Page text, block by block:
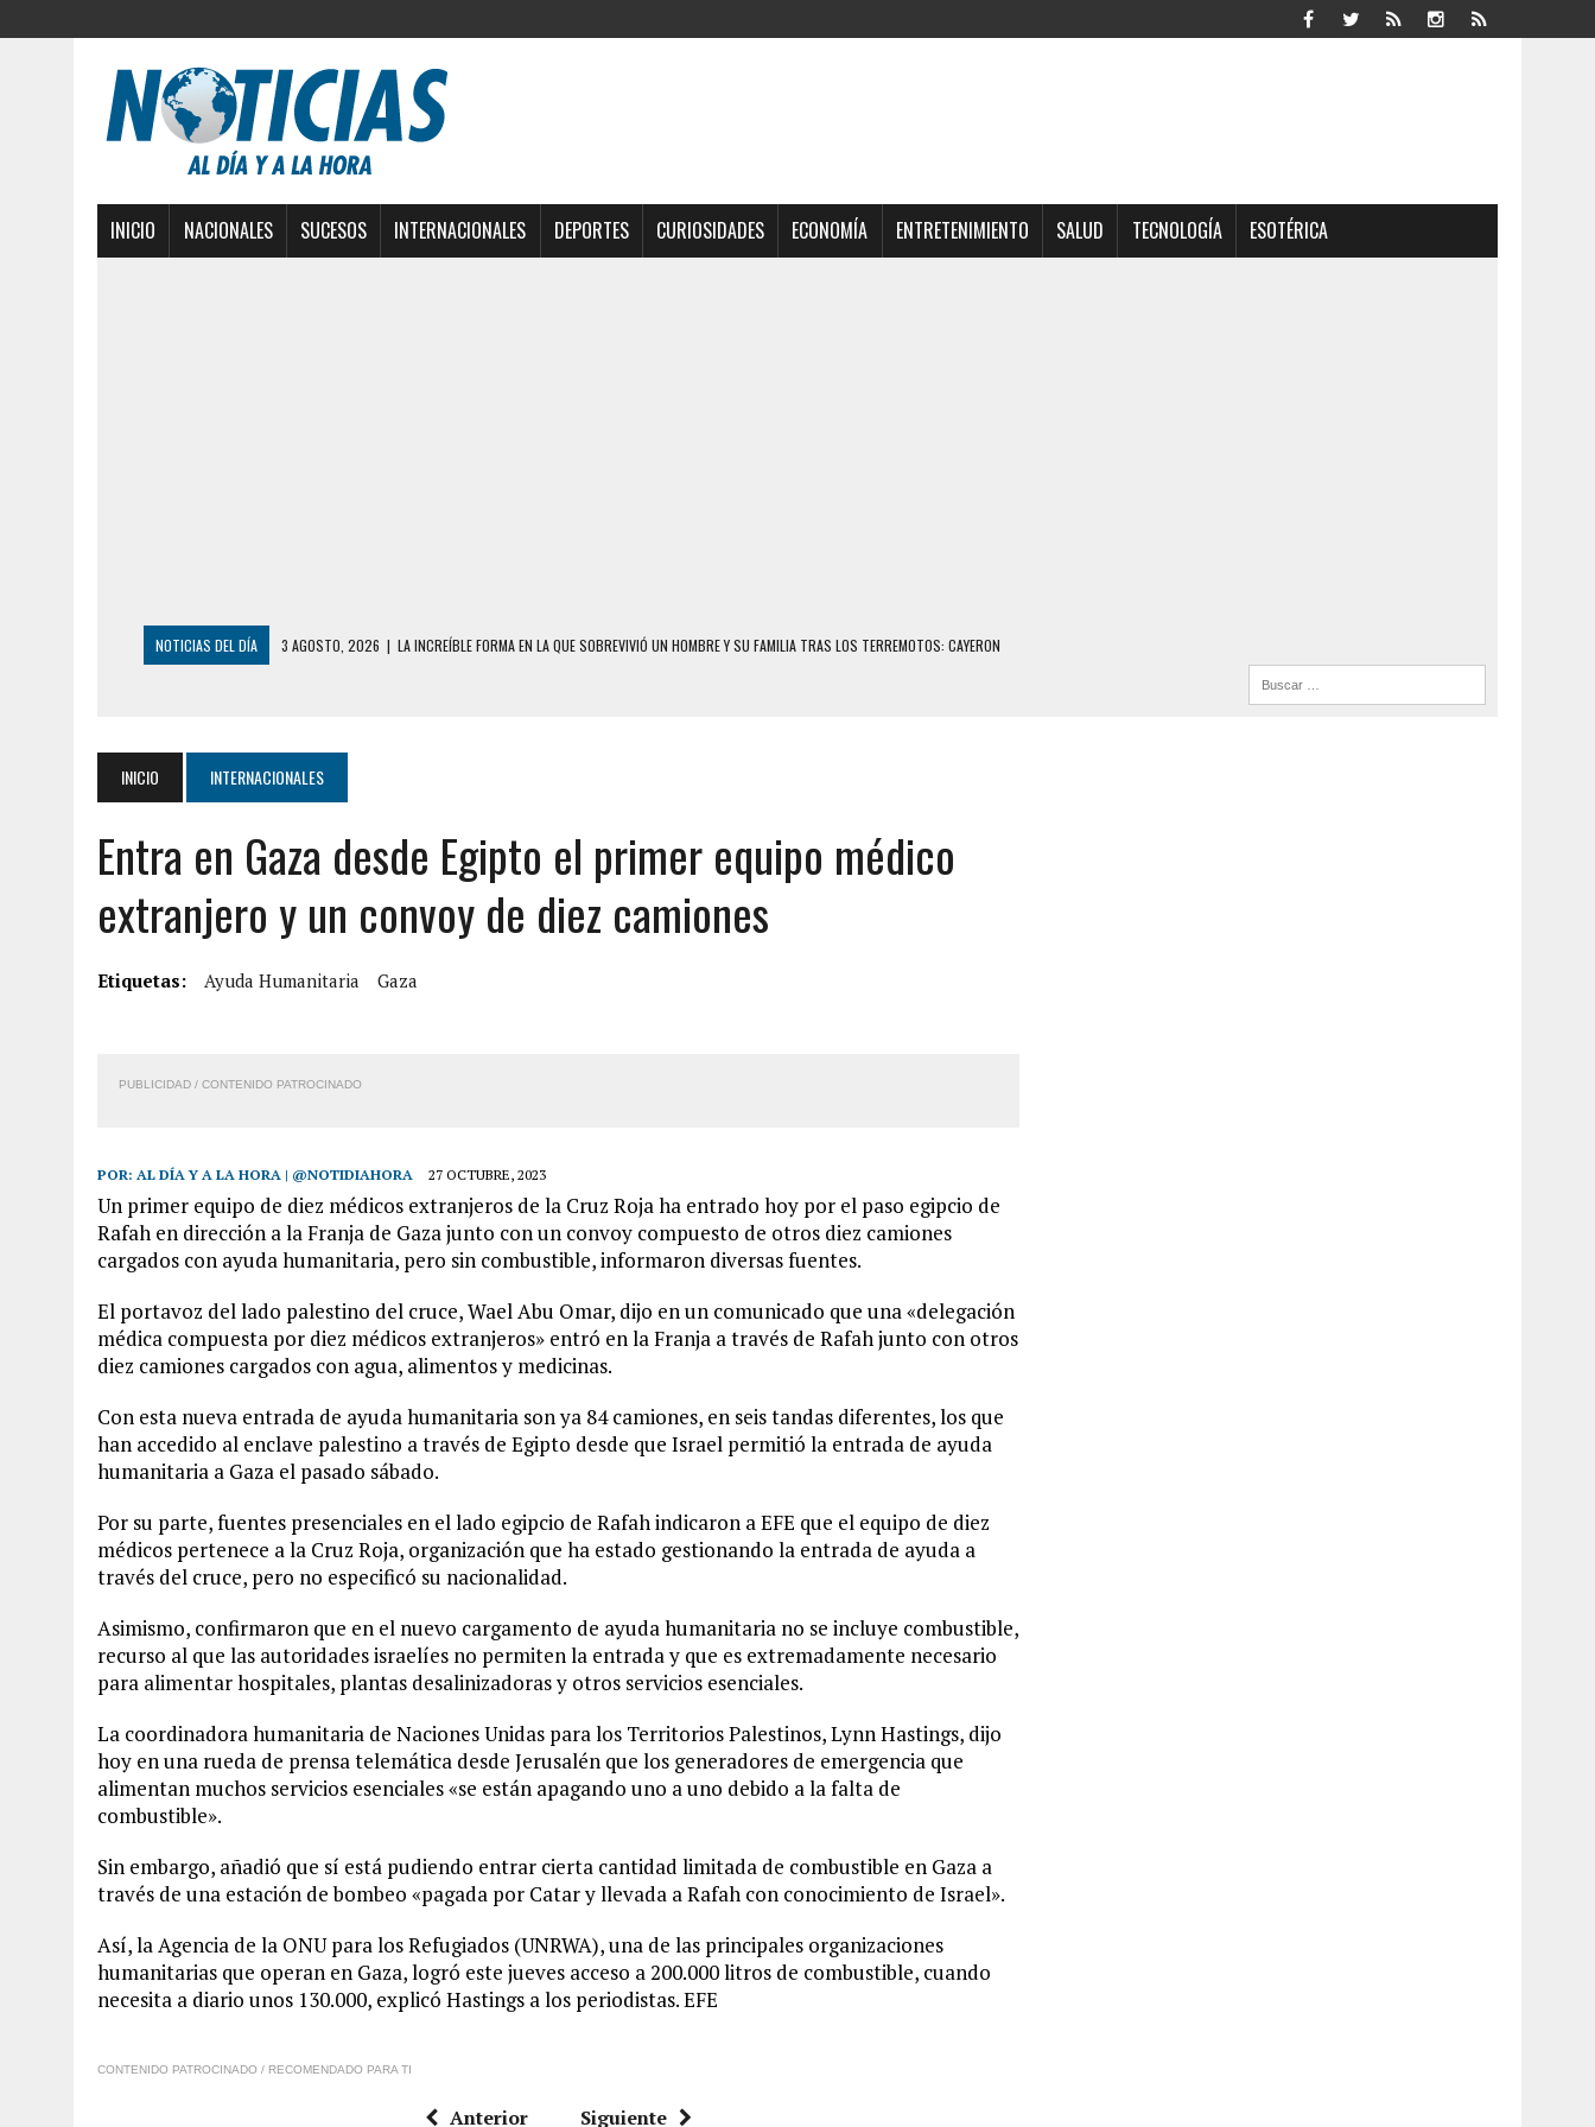
INICIO NACIONALES SUCESOS INTERNACIONALES DEPORTES CURIOSIDADES ECONOMÍA ENTRETENIMIENTO SALUD TECNOLOGÍA ESOTÉRICA
NOTICIAS DEL DÍA 3 AGOSTO, 2026 | LA INCREÍBLE FORMA EN LA QUE SOBREVIVIÓ UN HOMBRE Y SU FAMILIA TRAS LOS TERREMOTOS: CAYERON
2 AGOSTO, 2026 | COLAPSÓ TECHO DE UNA VIVIENDA EN EL CENTRO DE CARACAS CON MÁS DE 20 PERSONAS ADENTRO
2 AGOSTO, 2026 |
FALCÓN: MUJER ATACÓ CON UN CUCHILLO A SUS HIJOS, UNO PERDIÓ LA VIDA
6 AGOSTO, 2026 | MISTERIOSA MUERTE DE MODELO EN MONAGAS: HALLARON EL CUERPO DENTRO DE SU CASA
6 AGOSTO, 2026
BARINAS: ADOLESCENTE SE QUITÓ LA VIDA TRAS SER ACOSADA Y ABUSADA POR LA PAREJA DE SU ABUELA
5 AGOSTO, 2026
INICIO INTERNACIONALES
Entra en Gaza desde Egipto el primer equipo médico
extranjero y un convoy de diez camiones
Etiquetas: Ayuda Humanitaria Gaza
PUBLICIDAD / CONTENIDO PATROCINADO
POR: AL DÍA Y A LA HORA | @NOTIDIAHORA 27 OCTUBRE, 2023
Un primer equipo de diez médicos extranjeros de la Cruz Roja ha entrado hoy por el paso egipcio de
Rafah en dirección a la Franja de Gaza junto con un convoy compuesto de otros diez camiones
cargados con ayuda humanitaria, pero sin combustible, informaron diversas fuentes.
El portavoz del lado palestino del cruce, Wael Abu Omar, dijo en un comunicado que una «delegación
médica compuesta por diez médicos extranjeros» entró en la Franja a través de Rafah junto con otros
diez camiones cargados con agua, alimentos y medicinas.
Con esta nueva entrada de ayuda humanitaria son ya 84 camiones, en seis tandas diferentes, los que
han accedido al enclave palestino a través de Egipto desde que Israel permitió la entrada de ayuda
humanitaria a Gaza el pasado sábado.
Por su parte, fuentes presenciales en el lado egipcio de Rafah indicaron a EFE que el equipo de diez
médicos pertenece a la Cruz Roja, organización que ha estado gestionando la entrada de ayuda a
través del cruce, pero no especificó su nacionalidad.
Asimismo, confirmaron que en el nuevo cargamento de ayuda humanitaria no se incluye combustible,
recurso al que las autoridades israelíes no permiten la entrada y que es extremadamente necesario
para alimentar hospitales, plantas desalinizadoras y otros servicios esenciales.
La coordinadora humanitaria de Naciones Unidas para los Territorios Palestinos, Lynn Hastings, dijo
hoy en una rueda de prensa telemática desde Jerusalén que los generadores de emergencia que
alimentan muchos servicios esenciales «se están apagando uno a uno debido a la falta de
combustible».
Sin embargo, añadió que sí está pudiendo entrar cierta cantidad limitada de combustible en Gaza a
través de una estación de bombeo «pagada por Catar y llevada a Rafah con conocimiento de Israel».
Así, la Agencia de la ONU para los Refugiados (UNRWA), una de las principales organizaciones
humanitarias que operan en Gaza, logró este jueves acceso a 200.000 litros de combustible, cuando
necesita a diario unos 130.000, explicó Hastings a los periodistas. EFE
CONTENIDO PATROCINADO / RECOMENDADO PARA TI
Anterior Siguiente